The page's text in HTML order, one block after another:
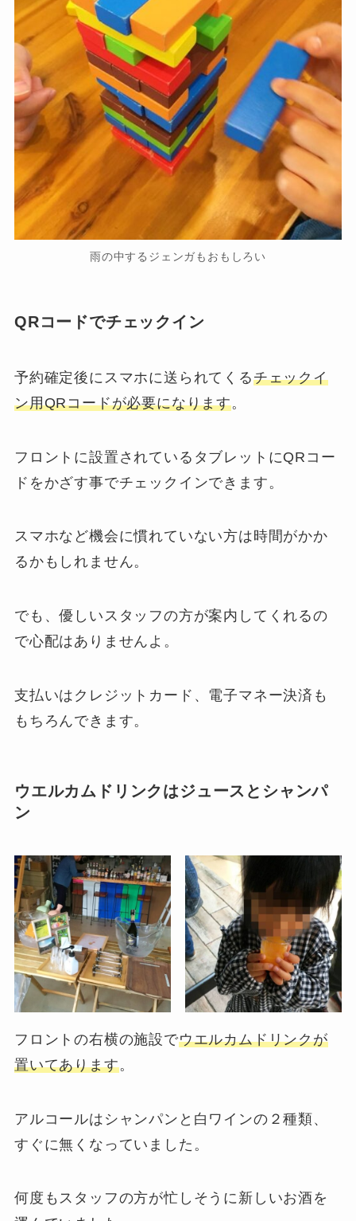
雨の中するジェンガもおもしろい
QRコードでチェックイン
予約確定後にスマホに送られてくるチェックイ
ン用QRコードが必要になります。
フロントに設置されているタブレットにQRコー
ドをかざす事でチェックインできます。
スマホなど機会に慣れていない方は時間がかか
るかもしれません。
でも、優しいスタッフの方が案内してくれるの
で心配はありませんよ。
支払いはクレジットカード、電子マネー決済も
もちろんできます。
ウエルカムドリンクはジュースとシャンパ
ン
フロントの右横の施設でウエルカムドリンクが
置いてあります。
アルコールはシャンパンと白ワインの２種類、
すぐに無くなっていました。
何度もスタッフの方が忙しそうに新しいお酒を